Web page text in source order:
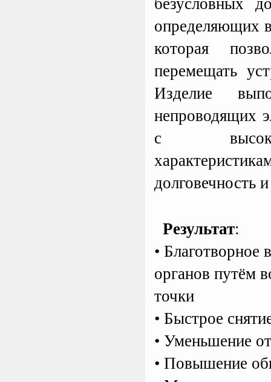
определяющих
которая
перемещать
Изделие
непроводящих
с
долговечность
Результат:
• Благотворное
органов путём
точки
• Быстрое
• Уменьшение
• Повышение